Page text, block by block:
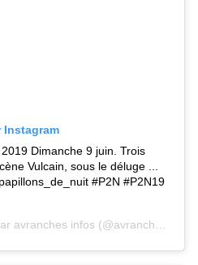
Dimanche 9 juin. Trois
Vulcain, sous le déluge ...
#P2N #P2N19
avranches infos (@avranches.infos) le 9 Juin 2019 à 9 :21 PDT